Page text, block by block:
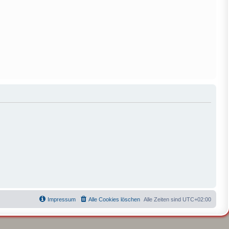
Alle Zeiten sind UTC+02:00
Alle Cookies löschen
Impressum